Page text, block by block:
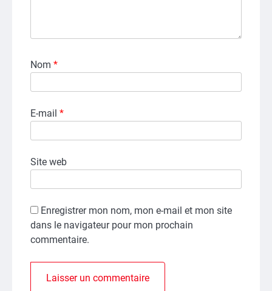
Nom *
E-mail *
Site web
Enregistrer mon nom, mon e-mail et mon site
dans le navigateur pour mon prochain
commentaire.